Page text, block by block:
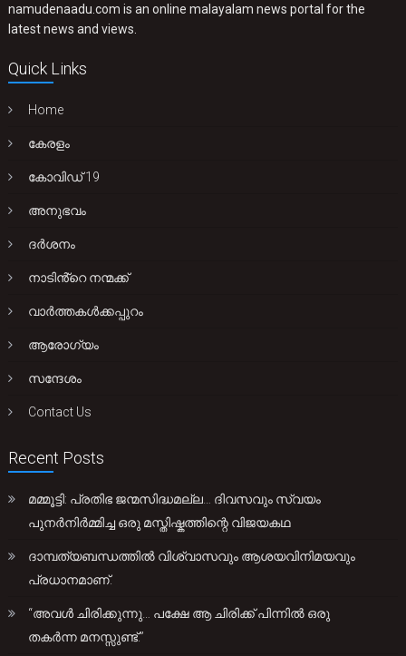
namudenaadu.com is an online malayalam news portal for the
latest news and views.
Quick Links
Home
കേരളം
കോവിഡ് 19
അനുഭവം
ദർശനം
നാടിൻ്റെ നന്മക്ക്
വാർത്തകൾക്കപ്പുറം
ആരോഗ്യം
സന്ദേശം
Contact Us
Recent Posts
മമ്മൂട്ടി: പ്രതിഭ ജന്മസിദ്ധമല്ല… ദിവസവും സ്വയം
പുനർനിർമ്മിച്ച ഒരു മസ്തിഷ്കത്തിന്റെ വിജയകഥ
ദാമ്പത്യബന്ധത്തിൽ വിശ്വാസവും ആശയവിനിമയവും
പ്രധാനമാണ്.
“അവൾ ചിരിക്കുന്നു… പക്ഷേ ആ ചിരിക്ക് പിന്നിൽ ഒരു
തകർന്ന മനസ്സുണ്ട്.”